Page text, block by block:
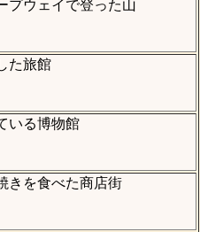
プウェイで登った山
た旅館
いる博物館
きを食べた商店街